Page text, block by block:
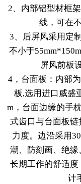
2、内部铝型材框
线，可在
3、后屏风采用定
不小于
屏风前板
4，台面板：内部
板,选用进口威盛
m，台面边缘的手
式齿口与台面板
力度。边沿采用
潮、防刻画、绝
长期工作的舒适